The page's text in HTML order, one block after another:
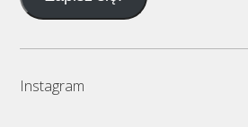
Instagram